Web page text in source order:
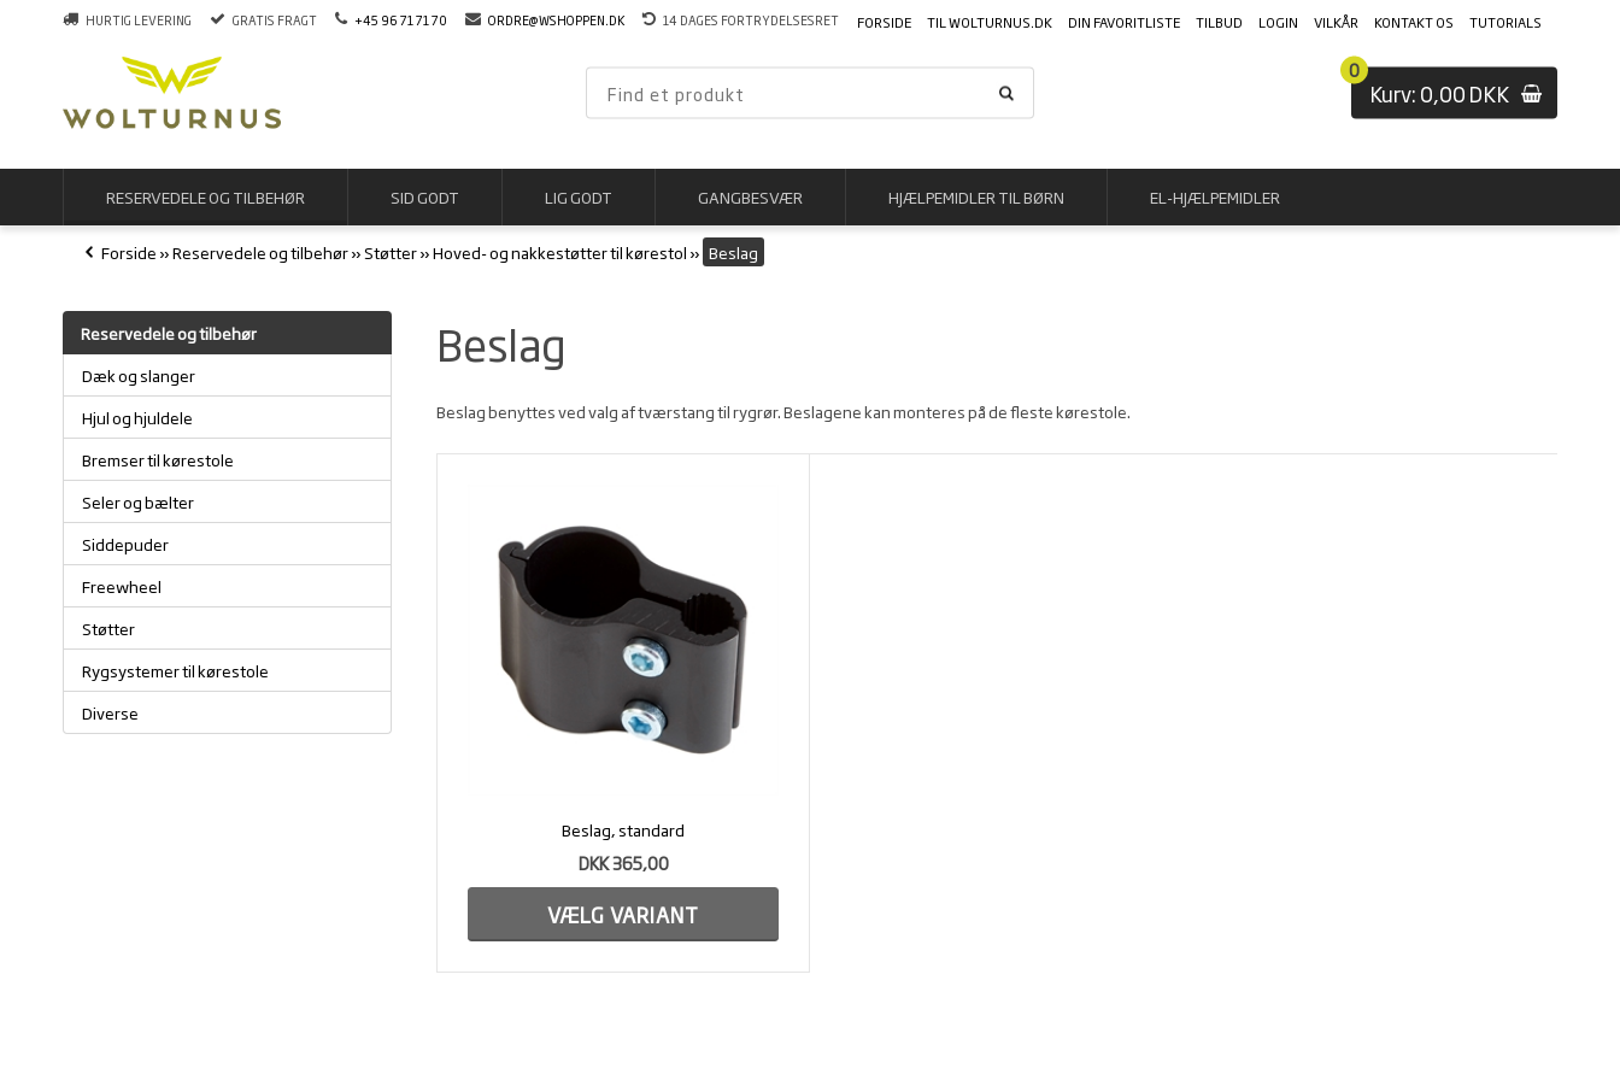
0
Kurv: 0,00 DKK
HURTIG LEVERING GRATIS FRAGT +45 96 71 71 70 ORDRE@WSHOPPEN.DK 14 DAGES FORTRYDELSESRET FORSIDE TIL WOLTURNUS.DK DIN FAVORITLISTE TILBUD LOGIN VILKÅR KONTAKT OS TUTORIALS
RESERVEDELE OG TILBEHØR SID GODT LIG GODT GANGBESVÆR HJÆLPEMIDLER TIL BØRN EL-HJÆLPEMIDLER
Forside »Reservedele og tilbehør»Støtter»Hoved- og nakkestøtter til kørestol » Beslag
Reservedele og tilbehør
Dæk og slanger
Hjul og hjuldele
Bremser til kørestole
Seler og bælter
Siddepuder
Freewheel
Støtter
Rygsystemer til kørestole
Diverse
Beslag
Beslag benyttes ved valg af tværstang til rygrør. Beslagene kan monteres på de fleste kørestole.
Beslag, standard
DKK 365,00